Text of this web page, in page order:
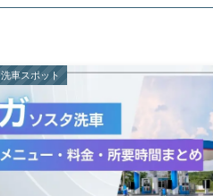
洗車スポット